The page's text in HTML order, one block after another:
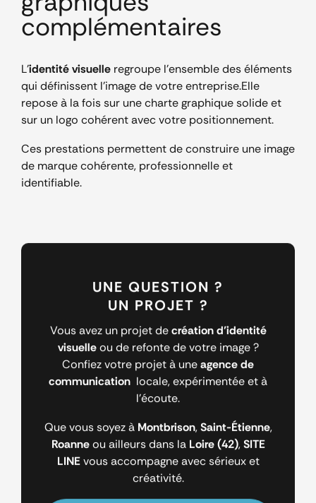
complémentaires
L’identité visuelle regroupe l’ensemble des éléments
qui définissent l’image de votre entreprise.Elle
repose à la fois sur une charte graphique solide et
sur un logo cohérent avec votre positionnement.
Ces prestations permettent de construire une image
de marque cohérente, professionnelle et
identifiable.
UNE QUESTION ?
UN PROJET ?
Vous avez un projet decréation d’identité
visuelleou de refonte de votre image ?
Confiez votre projet à uneagence de
communication locale, expérimentée et à
l’écoute.
Que vous soyez à Montbrison,Saint-Étienne,
Roanneou ailleurs dans la Loire (42),SITE
LINEvous accompagne avec sérieux et
créativité.